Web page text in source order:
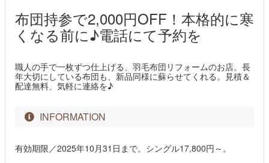
布団持参で2,000円OFF！本格的に寒
くなる前に♪電話にて予約を
職人の手で一枚ずつ仕上げる、羽毛布団リフォームのお店。長
年大切にしている布団も、新品同様に蘇らせてくれる。見積＆
配達無料、気軽に連絡を♪
INFORMATION
有効期限／2025年10月31日まで。シングル17,800円～。